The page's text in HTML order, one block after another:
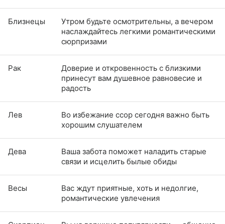
Близнецы
Утром будьте осмотрительны, а вечером
наслаждайтесь легкими романтическими
сюрпризами
Рак
Доверие и откровенность с близкими
принесут вам душевное равновесие и
радость
Лев
Во избежание ссор сегодня важно быть
хорошим слушателем
Дева
Ваша забота поможет наладить старые
связи и исцелить былые обиды
Весы
Вас ждут приятные, хоть и недолгие,
романтические увлечения